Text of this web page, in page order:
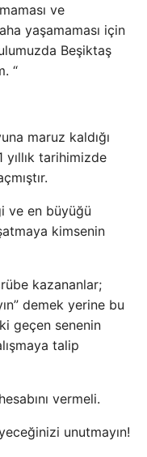
ve
yaşamaması için
Beşiktaş
“
maruz kaldığı
yıllık tarihimizde
ve en büyüğü
kimsenin
kazananlar;
demek yerine bu
geçen senenin
talip
vermeli.
unutmayın!